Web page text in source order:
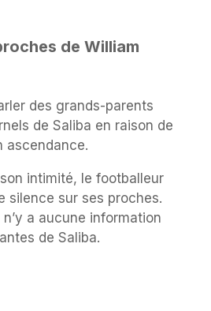
de William
des grands-parents
de Saliba en raison de
ascendance.
intimité, le footballeur
silence sur ses proches.
a aucune information
de Saliba.